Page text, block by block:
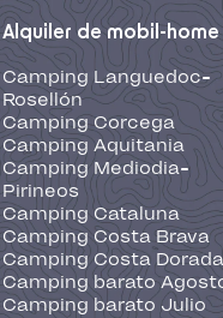
Alquiler de mobil-home
Camping Languedoc-
Rosellón
Camping Corcega
Camping Aquitania
Camping Mediodia-
Pirineos
Camping Cataluna
Camping Costa Brava
Camping Costa Dorada
Camping barato
Camping barato Julio